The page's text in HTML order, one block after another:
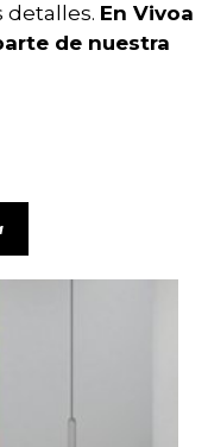
detalles. En Vivoa
de nuestra